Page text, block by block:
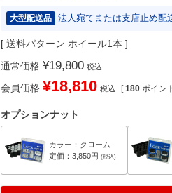
大型配送品 法人宛てまたは支店止め配
送料パターン ホイール1本
通常価格 ¥19,800 税込
会員価格 ¥18,810 税込 [ 180 ポイン
オプションナット
カラー：クローム
定価：3,850円 (税込)